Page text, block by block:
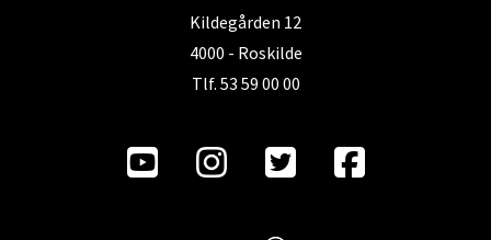
Kildegården 12
4000 - Roskilde
Tlf. 53 59 00 00